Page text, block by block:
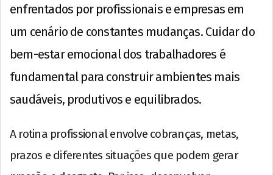
enfrentados por profissionais e empresas em
um cenário de constantes mudanças. Cuidar do
bem-estar emocional dos trabalhadores é
fundamental para construir ambientes mais
saudáveis, produtivos e equilibrados.
A rotina profissional envolve cobranças, metas,
prazos e diferentes situações que podem gerar